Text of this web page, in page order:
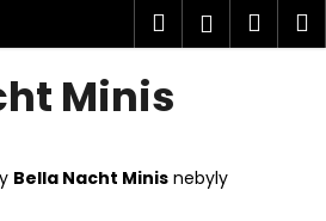
Hledat
Minis
Bella Nacht Minis nebyly